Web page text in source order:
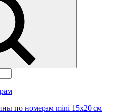
по номерам mini 15х20 см